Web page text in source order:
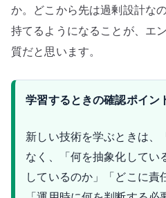
か。どこから先は過剰設計な
持てるようになることが、エ
質だと思います。
学習するときの確認ポイン
新しい技術を学ぶときは、
なく、「何を抽象化してい
しているのか」「どこに責